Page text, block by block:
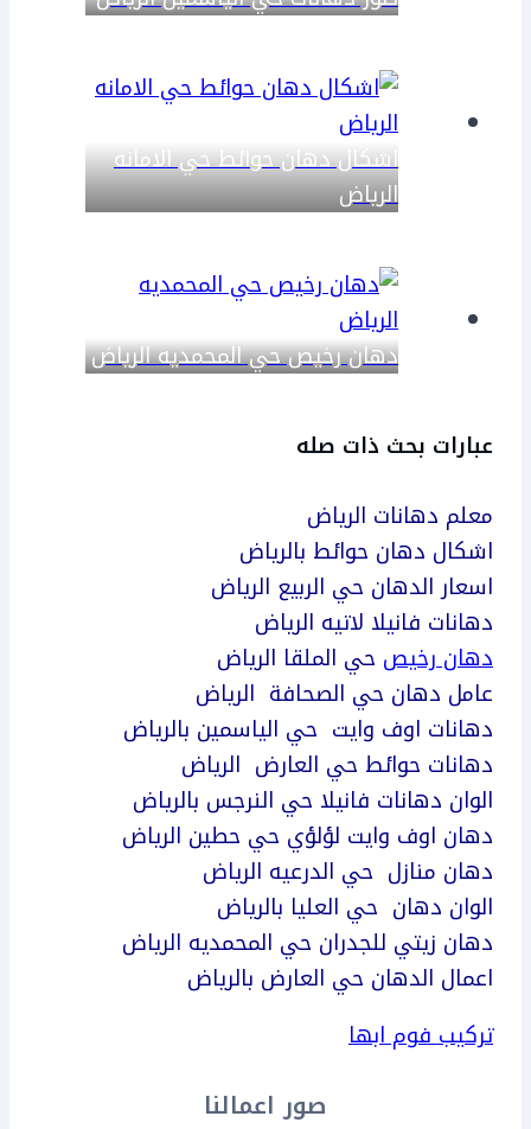
اشكال دهان حوائط حي الامانه
الرياض
دهان رخيص حي المحمديه الرياض
عبارات بحث ذات صله
معلم دهانات الرياض
اشكال دهان حوائط بالرياض
اسعار الدهان حي الربيع الرياض
دهانات فانيلا لاتيه الرياض
دهان رخيص حي الملقا الرياض
عامل دهان حي الصحافة الرياض
دهانات اوف وايت حي الياسمين بالرياض
دهانات حوائط حي العارض الرياض
الوان دهانات فانيلا حي النرجس بالرياض
دهان اوف وايت لؤلؤي حي حطين الرياض
دهان منازل حي الدرعيه الرياض
الوان دهان حي العليا بالرياض
دهان زيتي للجدران حي المحمديه الرياض
اعمال الدهان حي العارض بالرياض
تركيب فوم ابها
صور اعمالنا